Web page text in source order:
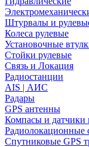
Штурвалы и
Колеса рулевые
Установочные
Стойки рулевые
Связь и Локация
Радиостанции
AIS | АИС
Радары
GPS антенны
Компасы и датчики
Радиолокационные
Спутниковые GPS